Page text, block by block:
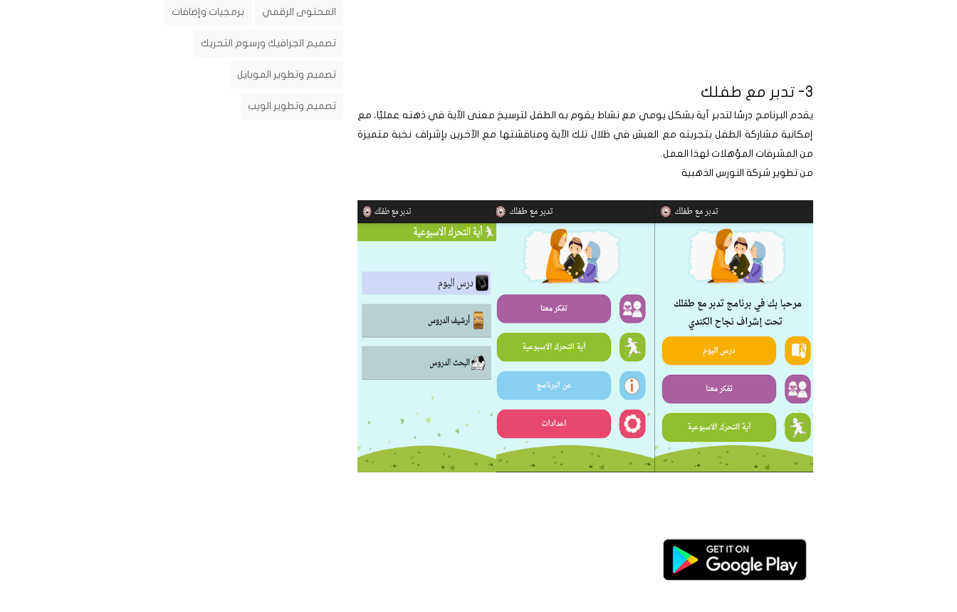
3- تدبر مع طفلك
يقدم البرنامج درسًا لتدبر آية بشكل يومي مع نشاط يقوم به الطفل لترسيخ معنى اﻵية في ذهنه عمليًا، مع
إمكانية مشاركة الطفل بتجربته مع العيش في ظلال تلك اﻵية ومناقشتها مع اﻵخرين بإشراف نخبة متميزة
من المشرفات المؤهلات لهذا العمل.
من تطوير شركة النورس الذهبية
المحتوى الرقمي برمجيات وإضافات
تصميم الجرافيك ورسوم التحريك
تصميم وتطوير الموبايل
تصميم وتطوير الويب